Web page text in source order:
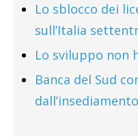
Lo sblocco dei
sull’Italia
Lo sviluppo non
Banca del Sud